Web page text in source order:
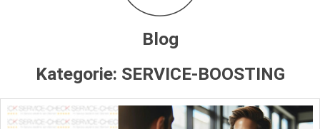
Blog
Kategorie: SERVICE-BOOSTING